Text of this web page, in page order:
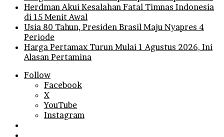
Herdman Akui Kesalahan Fatal Timnas Indonesia
di 15 Menit Awal
Usia 80 Tahun, Presiden Brasil Maju Nyapres 4
Periode
Harga Pertamax Turun Mulai 1 Agustus 2026, Ini
Alasan Pertamina
Follow
Facebook
X
YouTube
Instagram